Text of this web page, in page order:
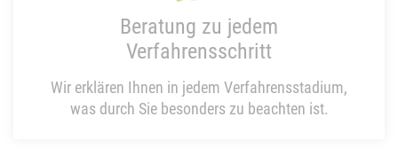
Beratung zu jedem
Verfahrensschritt
Wir erklären Ihnen in jedem Verfahrensstadium,
was durch Sie besonders zu beachten ist.